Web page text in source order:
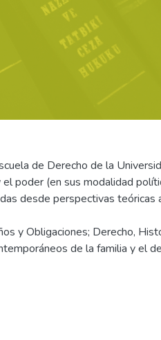
de Derecho de la
poder (en sus modalidad
desde perspectivas teóricas
y Obligaciones; Derecho,
de la familia y el